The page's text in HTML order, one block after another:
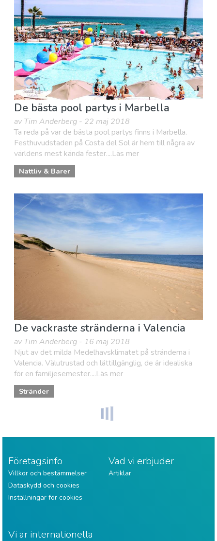
De bästa pool partys i Marbella
av Tim Anderberg - 22 maj 2018
Ta reda på var de bästa pool partys finns i Marbella.
Festhuvudstaden på Costa del Sol är hem till några av
världens mest kända fester....Läs mer
Nattliv & Barer
De vackraste stränderna i Valencia
av Tim Anderberg - 16 maj 2018
Njut av det milda Medelhavsklimatet på stränderna i
Valencia. Välutrustad och lättillgänglig, de är idealiska
för en familjesemester....Läs mer
Stränder
Företagsinfo
Villkor och bestämmelser
Dataskydd och cookies
Inställningar för cookies
Vad vi erbjuder
Artiklar
Vi är internationella